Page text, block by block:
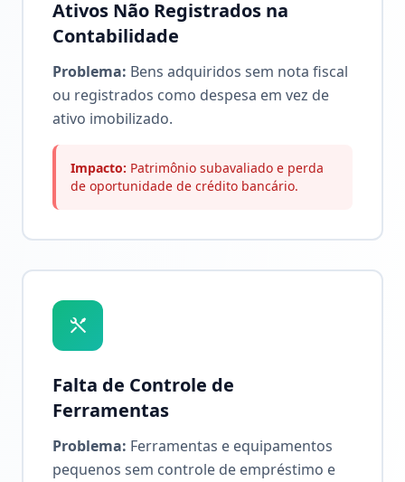
Ativos Não Registrados na
Contabilidade
Problema: Bens adquiridos sem nota fiscal
ou registrados como despesa em vez de
ativo imobilizado.
Impacto: Patrimônio subavaliado e perda
de oportunidade de crédito bancário.
Falta de Controle de
Ferramentas
Problema: Ferramentas e equipamentos
pequenos sem controle de empréstimo e